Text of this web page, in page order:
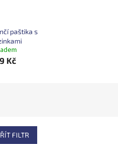
paštika s
Kč
FILTR